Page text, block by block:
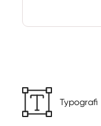
Typografi